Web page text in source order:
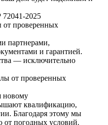
проверенных
партнерами,
и гарантией.
— исключительно
новому
квалификацию,
Благодаря этому мы
от погодных условий.